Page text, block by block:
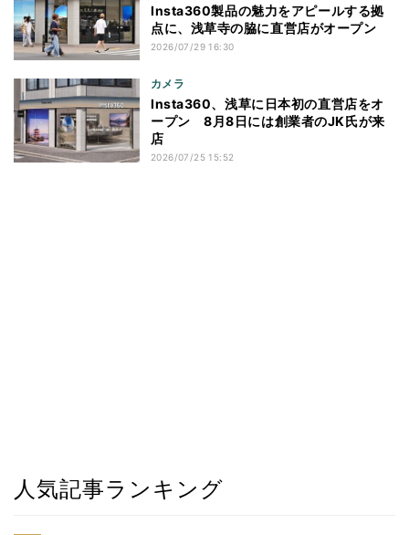
Insta360製品の魅力をアピールする拠
点に、浅草寺の脇に直営店がオープン
2026/07/29 16:30
カメラ
Insta360、浅草に日本初の直営店をオ
ープン 8月8日には創業者のJK氏が来
店
2026/07/25 15:52
人気記事ランキング